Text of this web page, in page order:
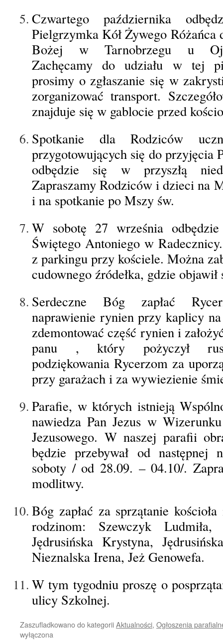
Czwartego października
Pielgrzymka Kół Żywego
Bożej w Tarnobrzegu u
Zachęcamy do udziału w tej
prosimy o zgłaszanie się w
zorganizować transport.
znajduje się w gablocie przed
Spotkanie dla Rodziców
przygotowujących się do przyjęcia
odbędzie się w przyszłą
Zapraszamy Rodziców i dzieci na
i na spotkanie po Mszy św.
W sobotę 27 września
Świętego Antoniego w
z parkingu przy kościele. Można
cudownego źródełka, gdzie
Serdeczne Bóg zapłać
naprawienie rynien przy kaplicy na
zdemontować część rynien i
panu , który pożyczył
podziękowania Rycerzom za
przy garażach i za wywiezienie
Parafie, w których istnieją
nawiedza Pan Jezus w
Jezusowego. W naszej parafii
będzie przebywał od następnej
soboty / od 28.09. – 04.10/.
modlitwy.
Bóg zapłać za sprzątanie
rodzinom: Szewczyk Ludmiła,
Jędrusińska Krystyna,
Nieznalska Irena, Jeż Genowefa.
W tym tygodniu proszę o
ulicy Szkolnej.
Zaszufladkowano do kategoriiAktualności, Ogłoszenia
wyłączona